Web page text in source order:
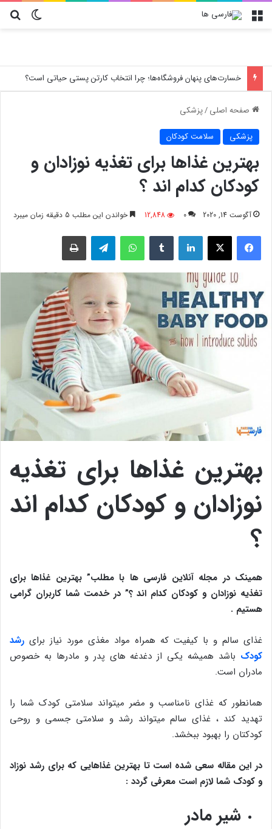
تغییر منو
ارورهای کولر گازی تراست
صفحه اصلی/پزشکی
پزشکی سلامت کودکان
بهترین غذاها برای تغذیه نوزادان و
کودکان کدام اند ؟
آگوست 14, 2020 0
12,848 خواندن این مطلب 5 دقیقه زمان میبرد
فیسبوک لینکدین واتس آپ
بهترین غذاها برای تغذیه
نوزادان و کودکان کدام اند
؟
همینک در مجله آنلاین فارسی ها با مطلب” بهترین غذاها برای
تغذیه نوزادان و کودکان کدام اند ؟” در خدمت شما کاربران گرامی
هستیم .
غذای سالم و با کیفیت که همراه مواد مغذی مورد نیاز برای رشد
کودک باشد همیشه یکی از دغدغه های پدر و مادرها به خصوص
مادران است.
همانطور که غذای نامناسب و مضر میتواند سلامتی کودک شما را
تهدید کند ، غذای سالم میتواند رشد و سلامتی جسمی و روحی
کودکتان را بهبود ببخشد.
در این مقاله سعی شده است تا بهترین غذاهایی که برای رشد نوزاد
و کودک شما لازم است معرفی گردد :
شیر مادر